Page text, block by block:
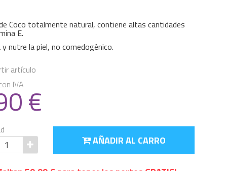
Coco totalmente natural, contiene altas cantidades
E.
nutre la piel, no comedogénico.
artículo
IVA €
AÑADIR AL CARRO